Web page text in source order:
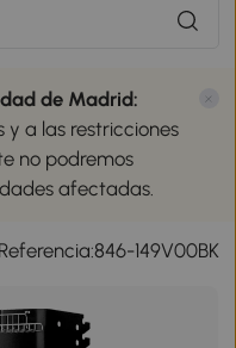
de Madrid:
y a las restricciones
no podremos
afectadas.
Referencia:846-149V00BK